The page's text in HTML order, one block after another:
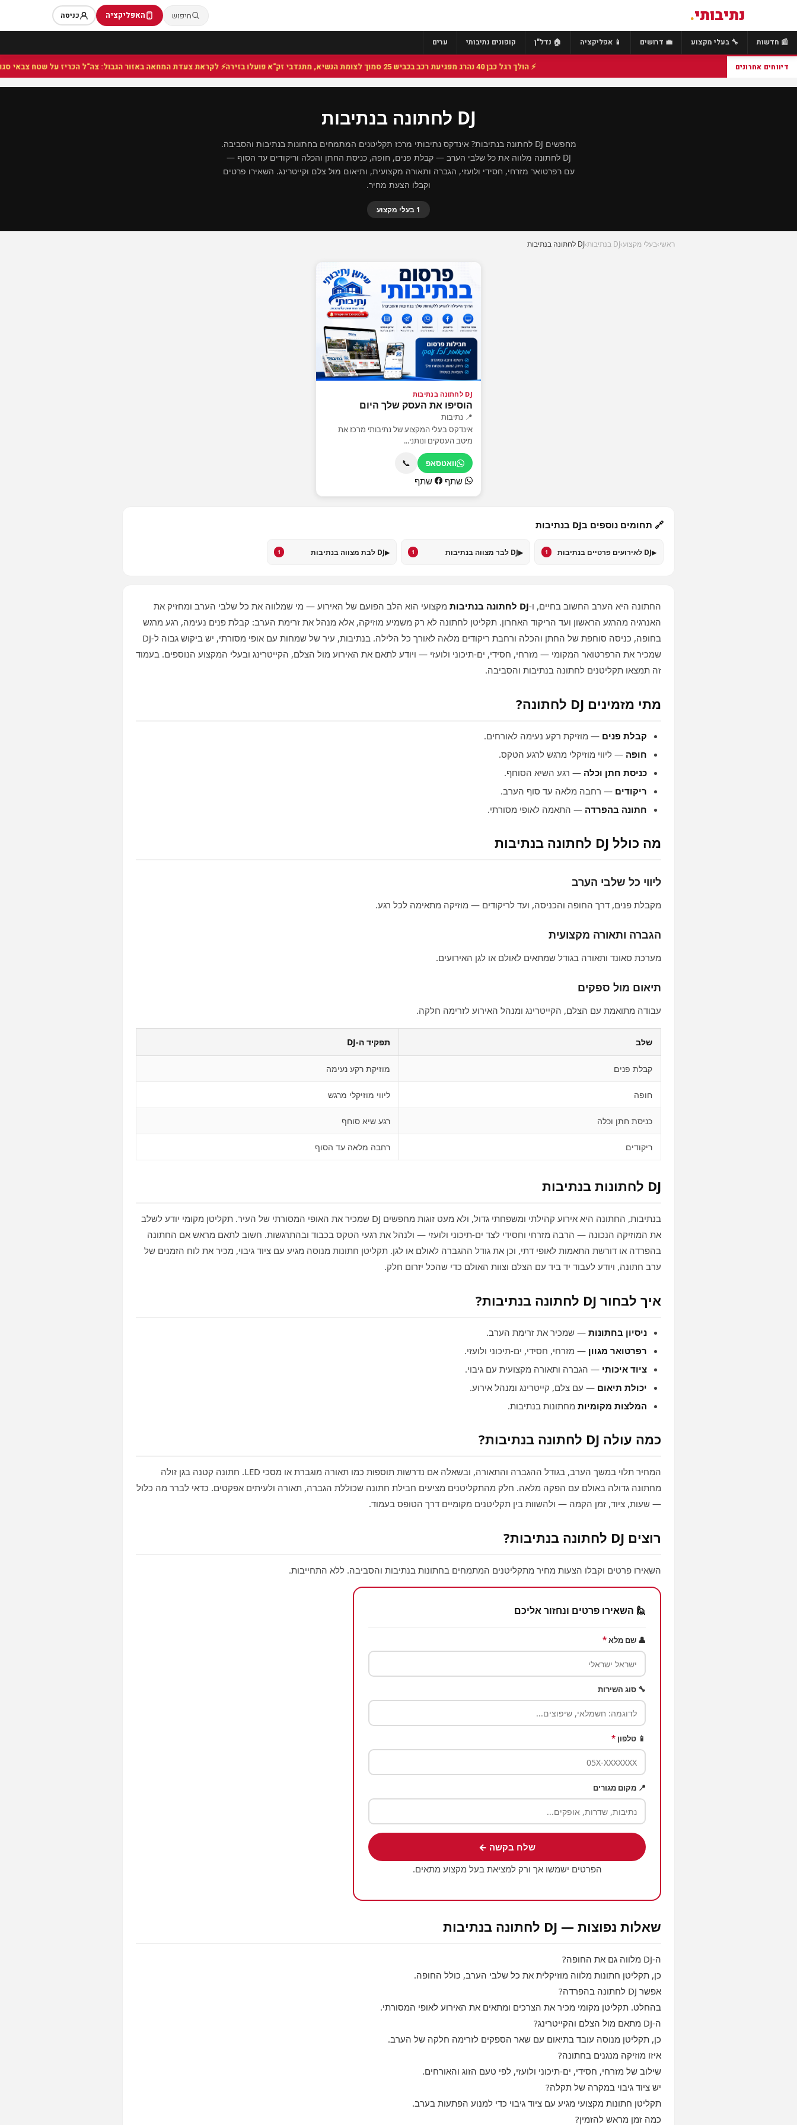
נתיבותי. חיפוש האפליקציה כניסה
📰 חדשות 🔧 בעלי מקצוע 💼 דרושים 📱 אפליקציה 🏠 נדל"ן קופונים נתיבותי ערים
דיווחים אחרונים ⚡ הולך רגל כבן 40 נהרג מפגיעת רכב בכביש 25 סמוך לצומת הנשיא, מתנדבי זק"א פועלו בזירה ⚡ לקראת צעדת המחאה באזור הגבול: צה"ל הכריז על שטח צבאי סגור
DJ לחתונה בנתיבות
מחפשים DJ לחתונה בנתיבות? אינדקס נתיבותי מרכז תקליטנים המתמחים בחתונות בנתיבות והסביבה.
DJ לחתונה מלווה את כל שלבי הערב — קבלת פנים, חופה, כניסת החתן והכלה וריקודים עד הסוף —
עם רפרטואר מזרחי, חסידי ולועזי, הגברה ותאורה מקצועית, ותיאום מול צלם וקייטרינג. השאירו פרטים
וקבלו הצעת מחיר.
1 בעלי מקצוע
ראשי›בעלי מקצוע›DJ בנתיבות ›DJ לחתונה בנתיבות
DJ לחתונה בנתיבות
הוסיפו את העסק שלך היום
📍 נתיבות
אינדקס בעלי המקצוע של נתיבותי מרכז את
מיטב העסקים ונותני...
וואטסאפ 📞
שתף שתף
🔗 תחומים נוספים בDJ בנתיבות
▸DJ לאירועים פרטיים בנתיבות 1
▸DJ לבר מצווה בנתיבות 1
▸DJ לבת מצווה בנתיבות 1
החתונה היא הערב החשוב בחיים, ו‑DJ לחתונה בנתיבות
מקצועי הוא הלב הפועם של האירוע — מי שמלווה את כל שלבי הערב ומחזיק את
האנרגיה מהרגע הראשון ועד הריקוד האחרון. תקליטן לחתונה לא רק משמיע מוזיקה, אלא מנהל את זרימת הערב: קבלת פנים נעימה, רגע מרגש
בחופה, כניסה סוחפת של החתן והכלה ורחבת ריקודים מלאה לאורך כל הלילה. בנתיבות, עיר של שמחות עם אופי מסורתי, יש ביקוש גבוה ל‑DJ
שמכיר את הרפרטואר המקומי — מזרחי, חסידי, ים‑תיכוני ולועזי — ויודע לתאם את האירוע מול הצלם, הקייטרינג ובעלי המקצוע הנוספים. בעמוד
זה תמצאו תקליטנים לחתונה בנתיבות והסביבה.
מתי מזמינים DJ לחתונה?
קבלת פנים — מוזיקת רקע נעימה לאורחים.
חופה — ליווי מוזיקלי מרגש לרגע הטקס.
כניסת חתן וכלה — רגע השיא הסוחף.
ריקודים — רחבה מלאה עד סוף הערב.
חתונה בהפרדה — התאמה לאופי מסורתי.
מה כולל DJ לחתונה בנתיבות
ליווי כל שלבי הערב
מקבלת פנים, דרך החופה והכניסה, ועד לריקודים — מוזיקה מתאימה לכל רגע.
הגברה ותאורה מקצועית
מערכת סאונד ותאורה בגודל שמתאים לאולם או לגן האירועים.
תיאום מול ספקים
עבודה מתואמת עם הצלם, הקייטרינג ומנהל האירוע לזרימה חלקה.
שלב תפקיד ה‑DJ
קבלת פנים מוזיקת רקע נעימה
חופה ליווי מוזיקלי מרגש
כניסת חתן וכלה רגע שיא סוחף
ריקודים רחבה מלאה עד הסוף
DJ לחתונות בנתיבות
בנתיבות, החתונה היא אירוע קהילתי ומשפחתי גדול, ולא מעט זוגות מחפשים DJ שמכיר את האופי המסורתי של העיר. תקליטן מקומי יודע לשלב
את המוזיקה הנכונה — הרבה מזרחי וחסידי לצד ים‑תיכוני ולועזי — ולנהל את רגעי הטקס בכבוד ובהתרגשות. חשוב לתאם מראש אם החתונה
בהפרדה או דורשת התאמות לאופי דתי, וכן את גודל ההגברה לאולם או לגן. תקליטן חתונות מנוסה מגיע עם ציוד גיבוי, מכיר את לוח הזמנים של
ערב חתונה, ויודע לעבוד יד ביד עם הצלם וצוות האולם כדי שהכל יזרום חלק.
איך לבחור DJ לחתונה בנתיבות?
ניסיון בחתונות — שמכיר את זרימת הערב.
רפרטואר מגוון — מזרחי, חסידי, ים‑תיכוני ולועזי.
ציוד איכותי — הגברה ותאורה מקצועית עם גיבוי.
יכולת תיאום — עם צלם, קייטרינג ומנהל אירוע.
המלצות מקומיות מחתונות בנתיבות.
כמה עולה DJ לחתונה בנתיבות?
המחיר תלוי במשך הערב, בגודל ההגברה והתאורה, ובשאלה אם נדרשות תוספות כמו תאורה מוגברת או מסכי LED. חתונה קטנה בגן זולה
מחתונה גדולה באולם עם הפקה מלאה. חלק מהתקליטנים מציעים חבילת חתונה שכוללת הגברה, תאורה ולעיתים אפקטים. כדאי לברר מה כלול
— שעות, ציוד, זמן הקמה — ולהשוות בין תקליטנים מקומיים דרך הטופס בעמוד.
רוצים DJ לחתונה בנתיבות?
השאירו פרטים וקבלו הצעות מחיר מתקליטנים המתמחים בחתונות בנתיבות והסביבה. ללא התחייבות.
🙋 השאירו פרטים ונחזור אליכם
👤 שם מלא*
🔧 סוג השירות
📱 טלפון *
📍 מקום מגורים
שלח בקשה ←
הפרטים ישמשו אך ורק למציאת בעל מקצוע מתאים.
שאלות נפוצות — DJ לחתונה בנתיבות
ה‑DJ מלווה גם את החופה?
כן, תקליטן חתונות מלווה מוזיקלית את כל שלבי הערב, כולל החופה.
אפשר DJ לחתונה בהפרדה?
בהחלט. תקליטן מקומי מכיר את הצרכים ומתאים את האירוע לאופי המסורתי.
ה‑DJ מתאם מול הצלם והקייטרינג?
כן, תקליטן מנוסה עובד בתיאום עם שאר הספקים לזרימה חלקה של הערב.
איזו מוזיקה מנגנים בחתונה?
שילוב של מזרחי, חסידי, ים‑תיכוני ולועזי, לפי טעם הזוג והאורחים.
יש ציוד גיבוי במקרה של תקלה?
תקליטן חתונות מקצועי מגיע עם ציוד גיבוי כדי למנוע הפתעות בערב.
כמה זמן מראש להזמין?